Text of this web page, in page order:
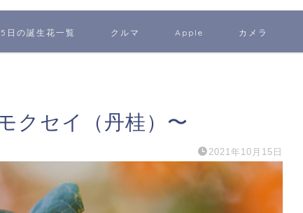
日の誕生花一覧 クルマ Apple カメラ
クセイ（丹桂）〜
2021年10月15日